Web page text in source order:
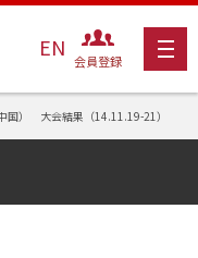
EN 会員登録
国） 大会結果（14.11.19-21）